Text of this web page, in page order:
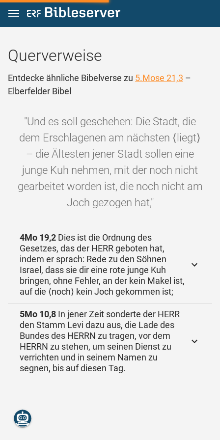
Zum Inhalt springen
Querverweise
Entdecke ähnliche Bibelverse zu 5.Mose 21,3 –
Elberfelder Bibel
"Und es soll geschehen: Die Stadt, die
dem Erschlagenen am nächsten ⟨liegt⟩
– die Ältesten jener Stadt sollen eine
junge Kuh nehmen, mit der noch nicht
gearbeitet worden ist, die noch nicht am
Joch gezogen hat,"
4Mo 19,2 Dies ist die Ordnung des
Gesetzes, das der HERR geboten hat,
indem er sprach: Rede zu den Söhnen
Israel, dass sie dir eine rote junge Kuh
bringen, ohne Fehler, an der kein Makel ist,
auf die ⟨noch⟩ kein Joch gekommen ist;
5Mo 10,8 In jener Zeit sonderte der HERR
den Stamm Levi dazu aus, die Lade des
Bundes des HERRN zu tragen, vor dem
HERRN zu stehen, um seinen Dienst zu
verrichten und in seinem Namen zu
segnen, bis auf diesen Tag.